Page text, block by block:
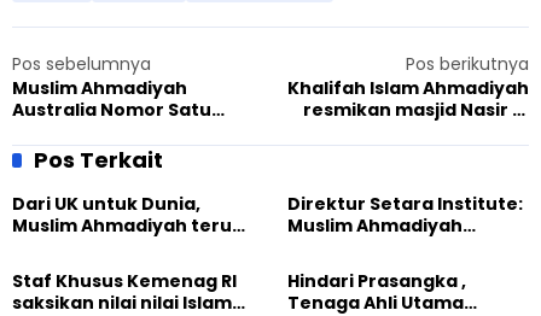
Pos sebelumnya
Muslim Ahmadiyah
Australia Nomor Satu
Day 2014
Pos berikutnya
Khalifah Islam Ahmadiyah
resmikan masjid Nasir di
Pos Terkait
Dari UK untuk Dunia,
Muslim Ahmadiyah terus
Kemanusiaan Global
Direktur Setara Institute:
Muslim Ahmadiyah
Dunia dari “Infrastruktur
Kemanusiaan”
Staf Khusus Kemenag RI
saksikan nilai nilai Islam
Hindari Prasangka ,
Tenaga Ahli Utama